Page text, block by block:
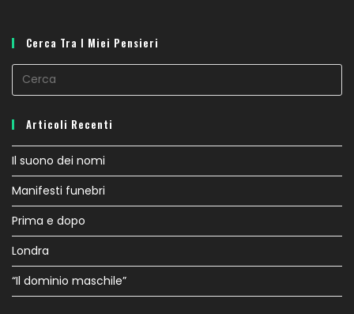
Cerca Tra I Miei Pensieri
Articoli Recenti
Il suono dei nomi
Manifesti funebri
Prima e dopo
Londra
“Il dominio maschile”